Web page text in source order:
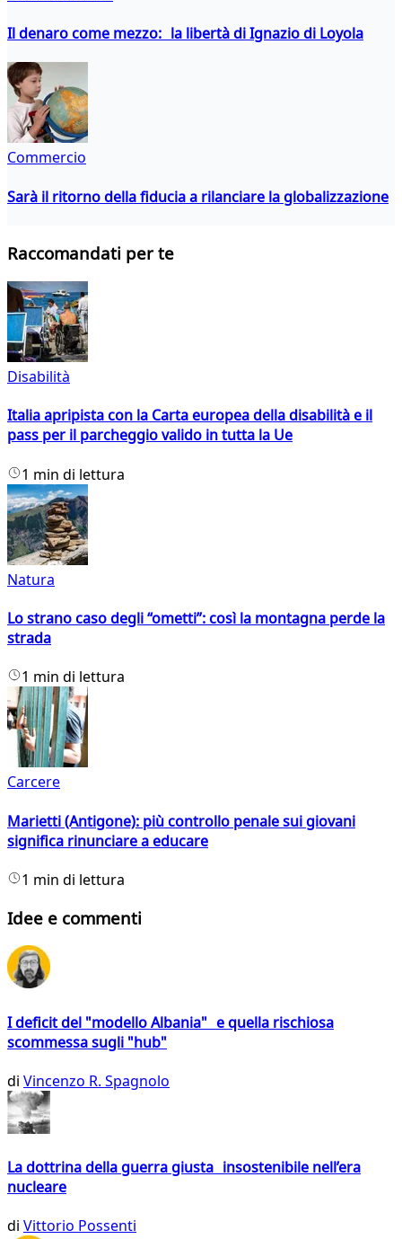
Il denaro come mezzo: la libertà di Ignazio di Loyola
Commercio
Sarà il ritorno della fiducia a rilanciare la globalizzazione
Raccomandati per te
Disabilità
Italia apripista con la Carta europea della disabilità e il
pass per il parcheggio valido in tutta la Ue
1 min di lettura
Natura
Lo strano caso degli “ometti”: così la montagna perde la
strada
1 min di lettura
Carcere
Marietti (Antigone): più controllo penale sui giovani
significa rinunciare a educare
1 min di lettura
Idee e commenti
I deficit del "modello Albania" e quella rischiosa
scommessa sugli "hub"
di Vincenzo R. Spagnolo
La dottrina della guerra giusta insostenibile nell’era
nucleare
di Vittorio Possenti